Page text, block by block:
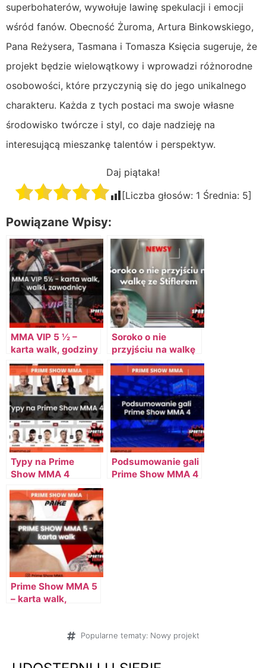
superbohaterów, wywołuje lawinę spekulacji i emocji
wśród fanów. Obecność Żuroma, Artura Binkowskiego,
Pana Reżysera, Tasmana i Tomasza Księcia sugeruje, że
projekt będzie wielowątkowy i wprowadzi różnorodne
osobowości, które przyczynią się do jego unikalnego
charakteru. Każda z tych postaci ma swoje własne
środowisko twórcze i styl, co daje nadzieję na
interesującą mieszankę talentów i perspektyw.
Daj piątaka!
[Liczba głosów: 1 Średnia: 5]
Powiązane Wpisy:
MMA VIP 5 ½ –
karta walk, godziny
transmisji,
zawodnicy,
darmowe streamy
Soroko o nie
przyjściu na walkę
ze Stiflerem
Typy na Prime
Show MMA 4
Podsumowanie gali
Prime Show MMA 4
Prime Show MMA 5
– karta walk,
Popularne tematy: Nowy projekt